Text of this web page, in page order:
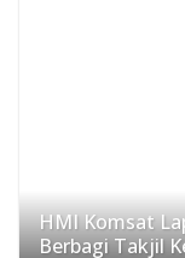
HMI Komsat
Berbagi Takjil